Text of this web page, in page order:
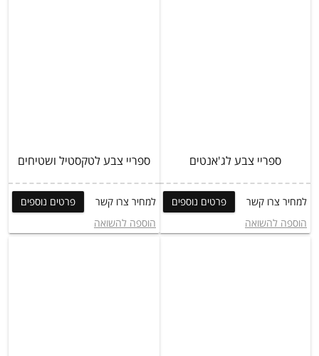
ספריי צבע לג'אנטים
למחיר צרו קשר
פרטים נוספים
הוספה להשואה
ספריי צבע לטקסטיל ושטיחים
למחיר צרו קשר
פרטים נוספים
הוספה להשואה